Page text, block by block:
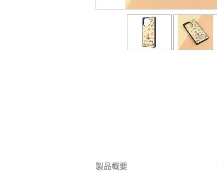
製品概要